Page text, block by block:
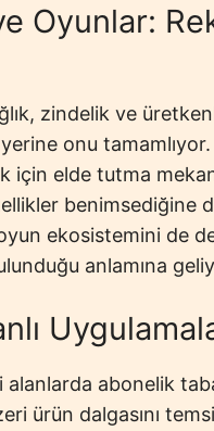
Oyunlar:
zindelik ve
onu tamamlıyor.
için elde tutma
benimsediğine
ekosistemini de
anlamına
abonelik
ürün dalgasını